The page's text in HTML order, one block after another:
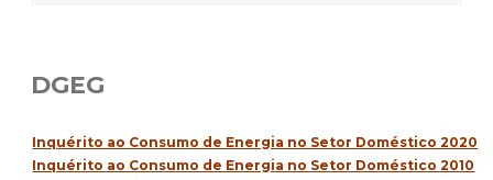
DGEG
Inquérito ao Consumo de Energia no Setor Doméstico 2020
Inquérito ao Consumo de Energia no Setor Doméstico 2010